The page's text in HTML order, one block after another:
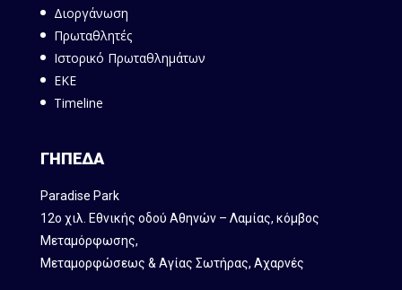
Διοργάνωση
Πρωταθλητές
Ιστορικό Πρωταθλημάτων
ΕΚΕ
Timeline
ΓΗΠΕΔΑ
Paradise Park
12ο χιλ. Εθνικής οδού Αθηνών – Λαμίας, κόμβος
Mεταμόρφωσης,
Μεταμορφώσεως & Αγίας Σωτήρας, Αχαρνές